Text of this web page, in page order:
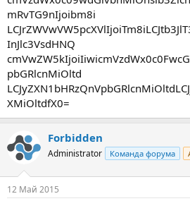
mRvTG9nIjoibm8i
InJlc3VsdHNQ
pbGRlcnMiOltd
XMiOltdfX0=
Forbidden
Administrator Команда форума
12 Май 2015